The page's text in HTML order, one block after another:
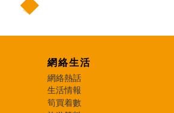
網絡生活
網絡熱話
生活情報
筍買着數